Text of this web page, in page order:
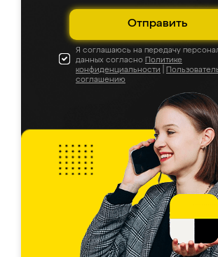
Отправить
Я соглашаюсь на передачу
данных согласно Политике
конфиденциальности
соглашению